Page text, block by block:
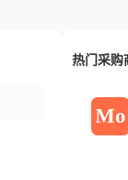
热门采购
Mo